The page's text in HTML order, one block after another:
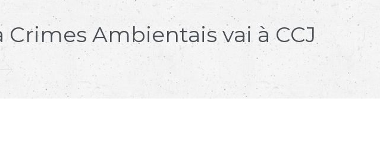
Ambientais vai à CCJ
